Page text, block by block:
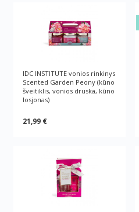
IDC INSTITUTE vonios rinkinys
Scented Garden Peony (kūno
šveitiklis, vonios druska, kūno
losjonas)
21,99 €